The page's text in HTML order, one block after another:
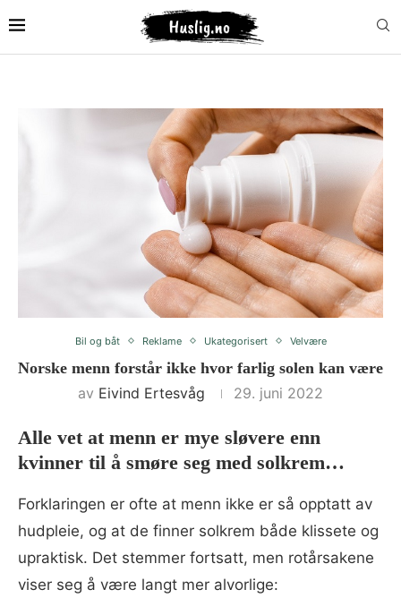
Bil og båt Reklame Ukategorisert Velvære
Norske menn forstår ikke hvor farlig solen kan være
av Eivind Ertesvåg 29. juni 2022
Alle vet at menn er mye sløvere enn
kvinner til å smøre seg med solkrem…
Forklaringen er ofte at menn ikke er så opptatt av
hudpleie, og at de finner solkrem både klissete og
upraktisk. Det stemmer fortsatt, men rotårsakene
viser seg å være langt mer alvorlige: